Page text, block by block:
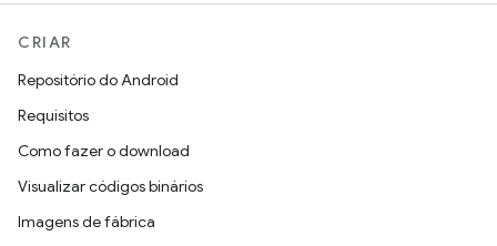
CRIAR
Repositório do Android
Requisitos
Como fazer o download
Visualizar códigos binários
Imagens de fábrica